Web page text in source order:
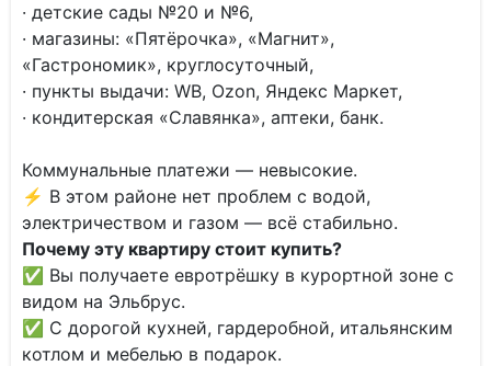
· детские сады №20 и №6,
· магазины: «Пятёрочка», «Магнит»,
«Гастрономик», круглосуточный,
· пункты выдачи: WB, Ozon, Яндекс Маркет,
· кондитерская «Славянка», аптеки, банк.
Коммунальные платежи — невысокие.
⚡ В этом районе нет проблем с водой,
электричеством и газом — всё стабильно.
Почему эту квартиру стоит купить?
✅ Вы получаете евротрёшку в курортной зоне с
видом на Эльбрус.
✅ С дорогой кухней, гардеробной, итальянским
котлом и мебелью в подарок.